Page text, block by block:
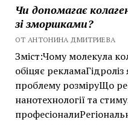
Чи допомагає
зі зморшками?
ОТ АНТОНИНА ДМИТРИЕВА
Зміст:Чому молекула
обіцяє
проблему розміруЩо
нанотехнології та